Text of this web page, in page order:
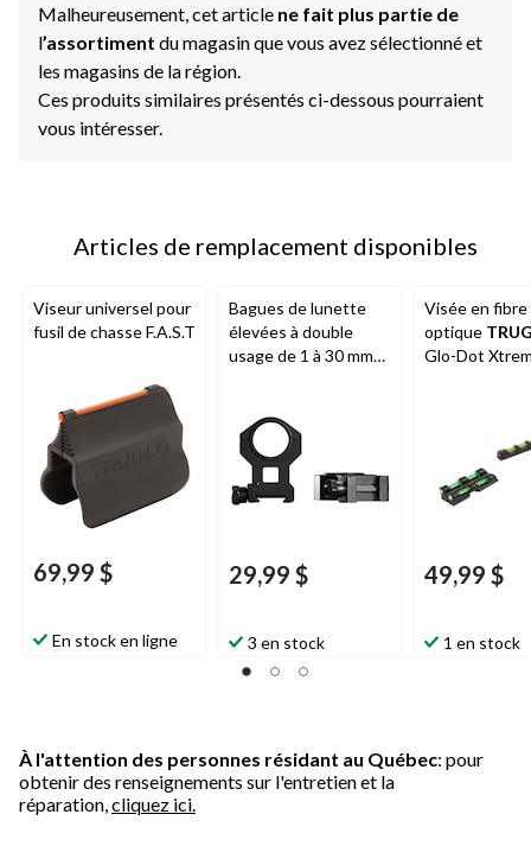
Malheureusement, cet article ne fait plus partie de
l’assortiment du magasin que vous avez sélectionné et
les magasins de la région.
Ces produits similaires présentés ci-dessous pourraient
vous intéresser.
Articles de remplacement disponibles
Viseur universel pour
fusil de chasse F.A.S.T
69,99 $
En stock en ligne
Bagues de lunette
élevées à double
usage de 1 à 30 mm
29,99 $
3 en stock
Visée en fibre
optique
Glo-Dot
49,99 $
1 en stock
À l'attention des personnes résidant au Québec: pour
obtenir des renseignements sur l'entretien et la
réparation, cliquez ici.